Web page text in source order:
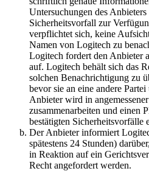
Untersuchungen des
Sicherheitsvorfall zur
verpflichtet sich, keine
Namen von Logitech zu
Logitech fordert den Anbieter
auf. Logitech behält sich das
solchen Benachrichtigung zu
bevor sie an eine andere
Anbieter wird in
zusammenarbeiten und einen
bestätigten Sicherheitsvorfälle
Der Anbieter informiert
spätestens 24 Stunden)
in Reaktion auf ein
Recht angefordert werden.